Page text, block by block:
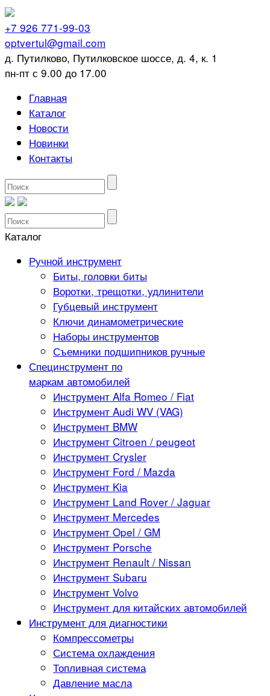
+7 926 771-99-03
optvertul@gmail.com
д. Путилково, Путилковское шоссе, д. 4, к. 1
пн-пт с 9.00 до 17.00
Главная
Каталог
Новости
Новинки
Контакты
Каталог
Ручной инструмент
Биты, головки биты
Воротки, трещотки, удлинители
Губцевый инструмент
Ключи динамометрические
Наборы инструментов
Съемники подшипников ручные
Специнструмент по
маркам автомобилей
Инструмент Alfa Romeo / Fiat
Инструмент Audi WV (VAG)
Инструмент BMW
Инструмент Citroen / peugeot
Инструмент Crysler
Инструмент Ford / Mazda
Инструмент Kia
Инструмент Land Rover / Jaguar
Инструмент Mercedes
Инструмент Opel / GM
Инструмент Porsche
Инструмент Renault / Nissan
Инструмент Subaru
Инструмент Volvo
Инструмент для китайских автомобилей
Инструмент для диагностики
Компрессометры
Система охлаждения
Топливная система
Давление масла